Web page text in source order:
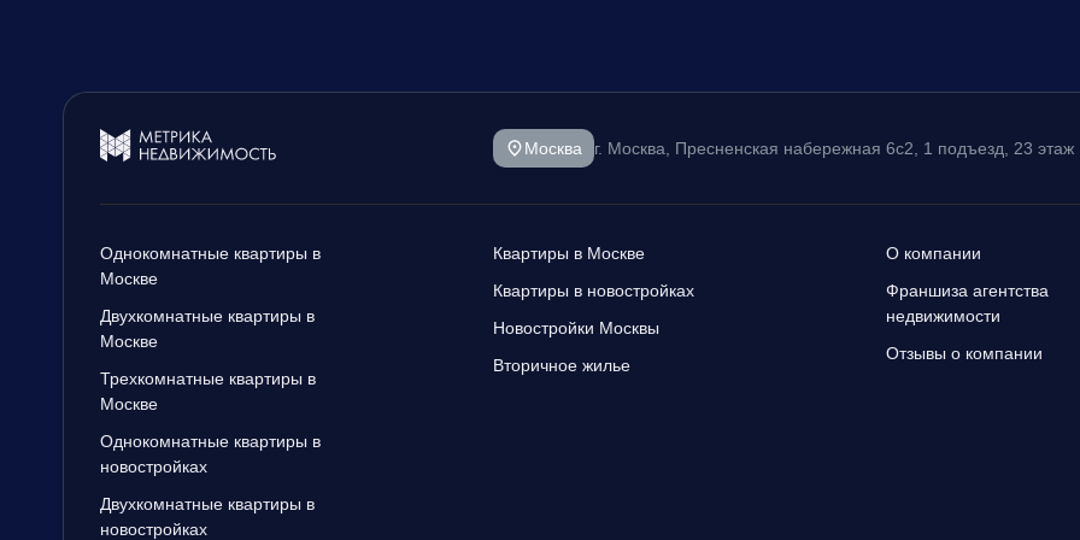
Москва г. Москва, Пресненская набережная 6с2, 1 подъезд, 23 этаж
Однокомнатные квартиры в
Москве
Двухкомнатные квартиры в
Москве
Трехкомнатные квартиры в
Москве
Однокомнатные квартиры в
новостройках
Двухкомнатные квартиры в
новостройках
Квартиры в Москве
Квартиры в новостройках
Новостройки Москвы
Вторичное жилье
О компании
Франшиза агентства
недвижимости
Отзывы о компании